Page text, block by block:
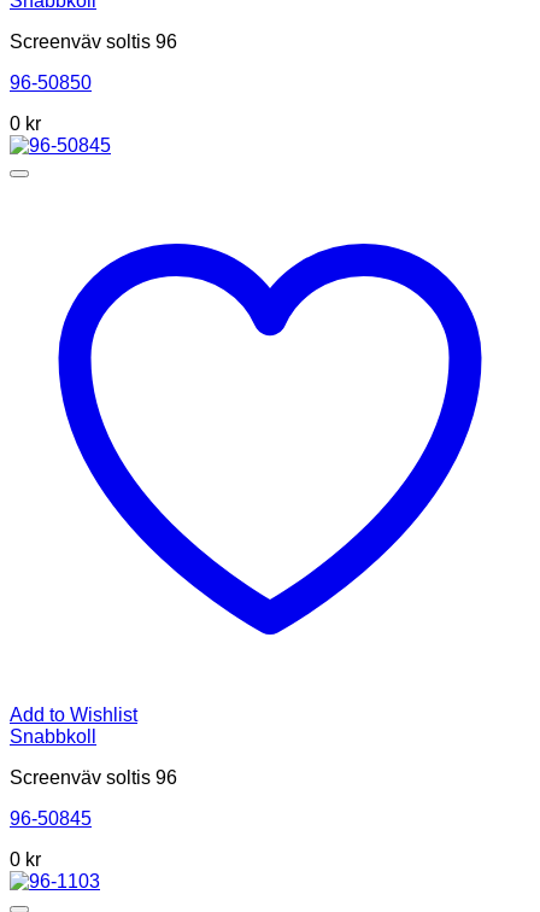
Screenväv soltis 96
96-50850
0 kr
Add to Wishlist
Snabbkoll
Screenväv soltis 96
96-50845
0 kr